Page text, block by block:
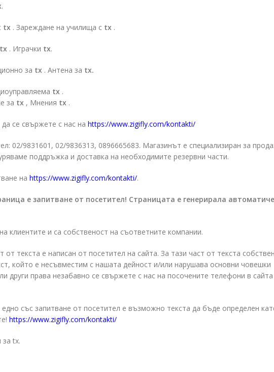
.
tx . Зареждане на училища с tx .
tx . Играчки tx.
за tx . Антена за tx.
tx .
за tx , Мнения tx .
се свържете с нас на https://www.zigifly.com/kontakti/
02/9831601, 02/9836313, 0896665683. Магазинът е специализиран за
поддръжка и доставка на необходимите резервни части.
на https://www.zigifly.com/kontakti/.
е запитване от посетител! Страницата е генерирала
клиентите и са собственост на съответните компании.
текста е написан от посетител на сайта. За тази част от текста
който е несъвместим с нашата дейност и/или нарушава основни човешки
други права незабавно се свържете с нас на посочените телефони в
със запитване от посетител е възможно текста да бъде определен
https://www.zigifly.com/kontakti/
tx.